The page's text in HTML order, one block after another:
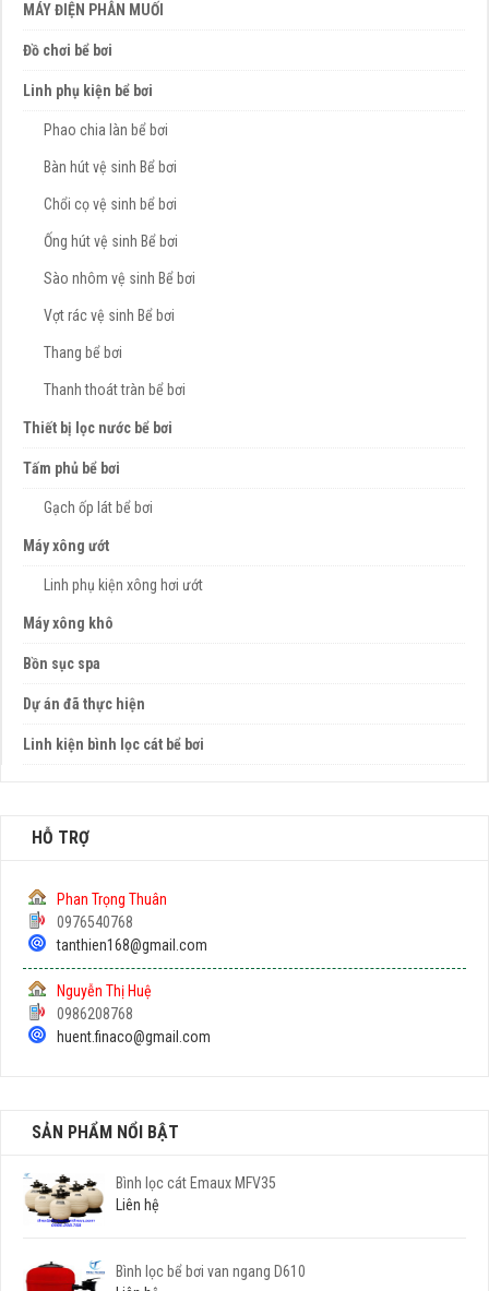
MÁY ĐIỆN PHÂN MUỐI
Đồ chơi bể bơi
Linh phụ kiện bể bơi
Phao chia làn bể bơi
Bàn hút vệ sinh Bể bơi
Chổi cọ vệ sinh bể bơi
Ống hút vệ sinh Bể bơi
Sào nhôm vệ sinh Bể bơi
Vợt rác vệ sinh Bể bơi
Thang bể bơi
Thanh thoát tràn bể bơi
Thiết bị lọc nước bể bơi
Tấm phủ bể bơi
Gạch ốp lát bể bơi
Máy xông ướt
Linh phụ kiện xông hơi ướt
Máy xông khô
Bồn sục spa
Dự án đã thực hiện
Linh kiện bình lọc cát bể bơi
HỖ TRỢ
Phan Trọng Thuân
0976540768
tanthien168@gmail.com
Nguyễn Thị Huệ
0986208768
huent.finaco@gmail.com
SẢN PHẨM NỔI BẬT
Bình lọc cát Emaux MFV35
Liên hệ
Bình lọc bể bơi van ngang D610